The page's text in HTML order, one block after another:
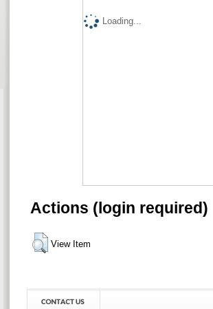
Loading...
Actions (login required)
View Item